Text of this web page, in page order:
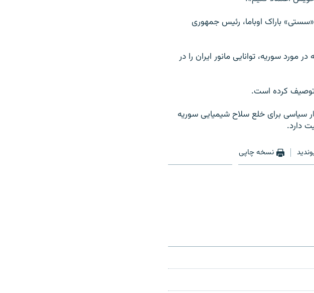
باراک اوباما، رئیس جمهوری
سوریه، توانایی مانور ایران را در
توصیف کرده است.
سیاسی برای خلع سلاح شیمیایی سوریه
دارد.
نسخه چاپی